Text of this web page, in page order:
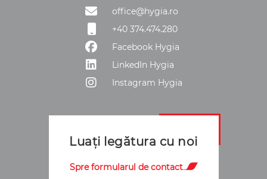
office@hygia.ro
+40 374.474.280
Facebook Hygia
LinkedIn Hygia
Instagram Hygia
Luați legătura cu noi
Spre formularul de contact